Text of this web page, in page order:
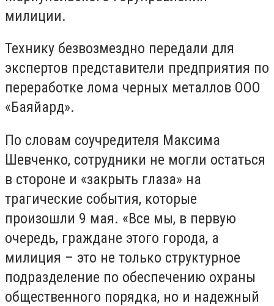
милиции.
Технику безвозмездно передали для
экспертов представители предприятия по
переработке лома черных металлов ООО
«Баяйард».
По словам соучредителя Максима
Шевченко, сотрудники не могли остаться
в стороне и «закрыть глаза» на
трагические события, которые
произошли 9 мая. «Все мы, в первую
очередь, граждане этого города, а
милиция – это не только структурное
подразделение по обеспечению охраны
общественного порядка, но и надежный